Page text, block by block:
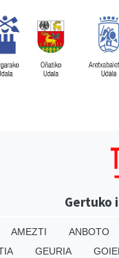
Gertuko
AMEZTI ANBOTO
GEURIA